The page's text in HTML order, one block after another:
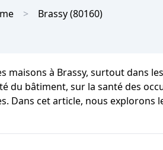
Brassy(80160)
à Brassy, surtout dans
bâtiment, sur la santé des
cet article, nous explorons